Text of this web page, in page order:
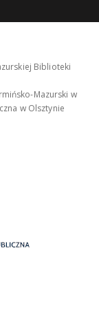
Biblioteki
Mazurski w
w Olsztynie